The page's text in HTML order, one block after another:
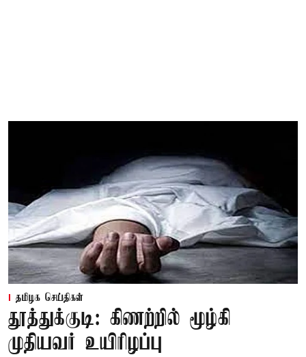
தமிழக செய்திகள்
தூத்துக்குடி: கிணற்றில் மூழ்கி
முதியவர் உயிரிழப்பு